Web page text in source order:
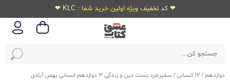
❤ کد تخفیف ویژه اولین خرید شما : KLC ❤
دوازدهم/ 12 انسانی / سفیرخرد بست دین و زندگی 3 دوازدهم انسانی بهمن آبادی